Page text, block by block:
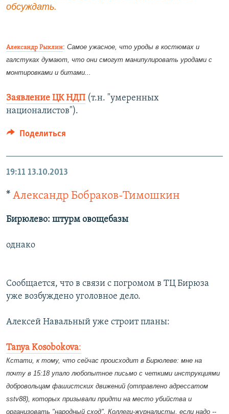
обсуждать.
Александр Рыклин: Самое ужасное, что уроды в костюмах и
галстуках думают, что они смогут манипулировать уродами с
монтировками и битами...
Заявление ЦК НДП (т.н. "умеренных
националистов").
Поделиться
19:11 13.10.2013
* Александр Бобраков-Тимошкин
Бирюлево: штурм овощебазы
однако
Сообщается, что в связи с погромом в ТЦ Бирюза
уже возбуждено уголовное дело.
Алексей Навальный уже строит планы:
Tanya Kosobokova:
Кстати, к тому, что сейчас происходит в Бирюлеве: мне на
почту в 15:18 упало любопытное письмо с четкими инструкциями
добровольцам фашистских движений (отправлено адрессатом
sstv88), которых призывали придти на место убийства и
организовать "народный сход". Коллеги-журналисты, если надо --